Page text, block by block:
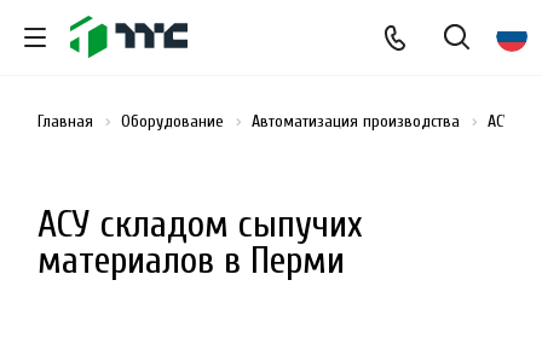
АСУ складом сыпучих
материалов в Перми
Главная Оборудование Автоматизация производства АСУ